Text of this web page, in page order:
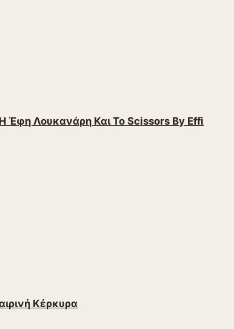
Έφη Λουκανάρη Και Το Scissors By Effi
Κέρκυρα